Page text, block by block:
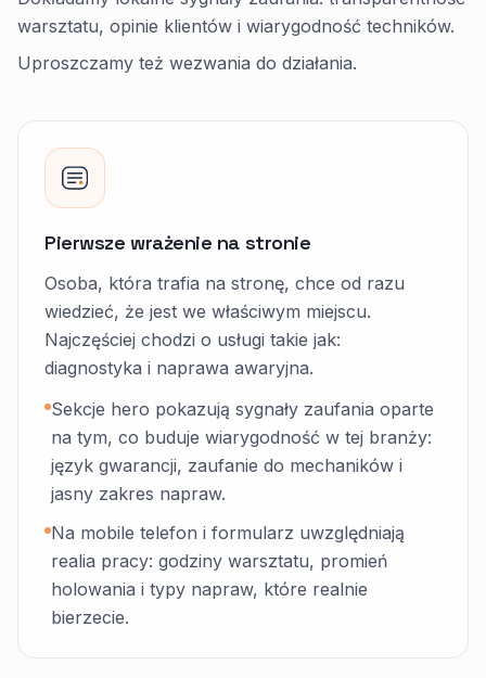
warsztatu, opinie klientów i wiarygodność techników.
Uproszczamy też wezwania do działania.
Pierwsze wrażenie na stronie
Osoba, która trafia na stronę, chce od razu
wiedzieć, że jest we właściwym miejscu.
Najczęściej chodzi o usługi takie jak:
diagnostyka i naprawa awaryjna.
Sekcje hero pokazują sygnały zaufania oparte
na tym, co buduje wiarygodność w tej branży:
język gwarancji, zaufanie do mechaników i
jasny zakres napraw.
Na mobile telefon i formularz uwzględniają
realia pracy: godziny warsztatu, promień
holowania i typy napraw, które realnie
bierzecie.